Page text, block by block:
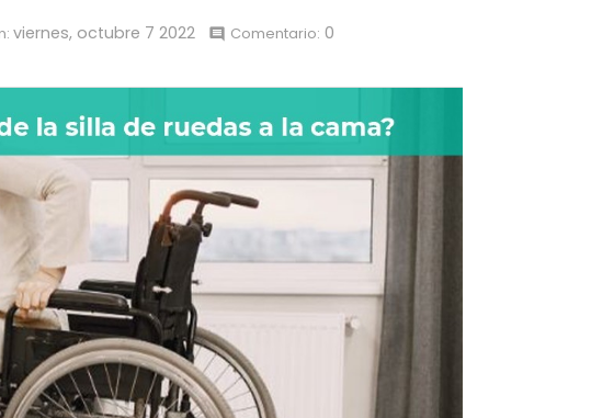
viernes, octubre 7 2022 comment Comentario: 0